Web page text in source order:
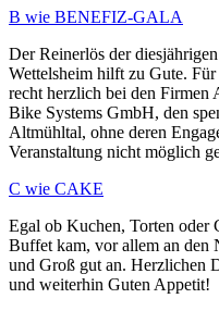
B wie BENEFIZ-GALA
Der Reinerlös der
Wettelsheim hilft zu Gute.
recht herzlich bei den Firmen
Bike Systems GmbH, den
Altmühltal, ohne deren
Veranstaltung nicht möglich
C wie CAKE
Egal ob Kuchen, Torten oder
Buffet kam, vor allem an den
und Groß gut an. Herzlichen
und weiterhin Guten Appetit!